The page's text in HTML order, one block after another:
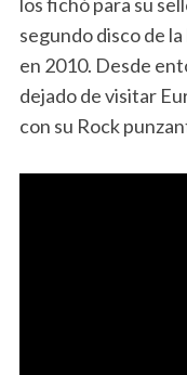
los fichó para su
segundo disco de la
en 2010. Desde
dejado de visitar
con su Rock